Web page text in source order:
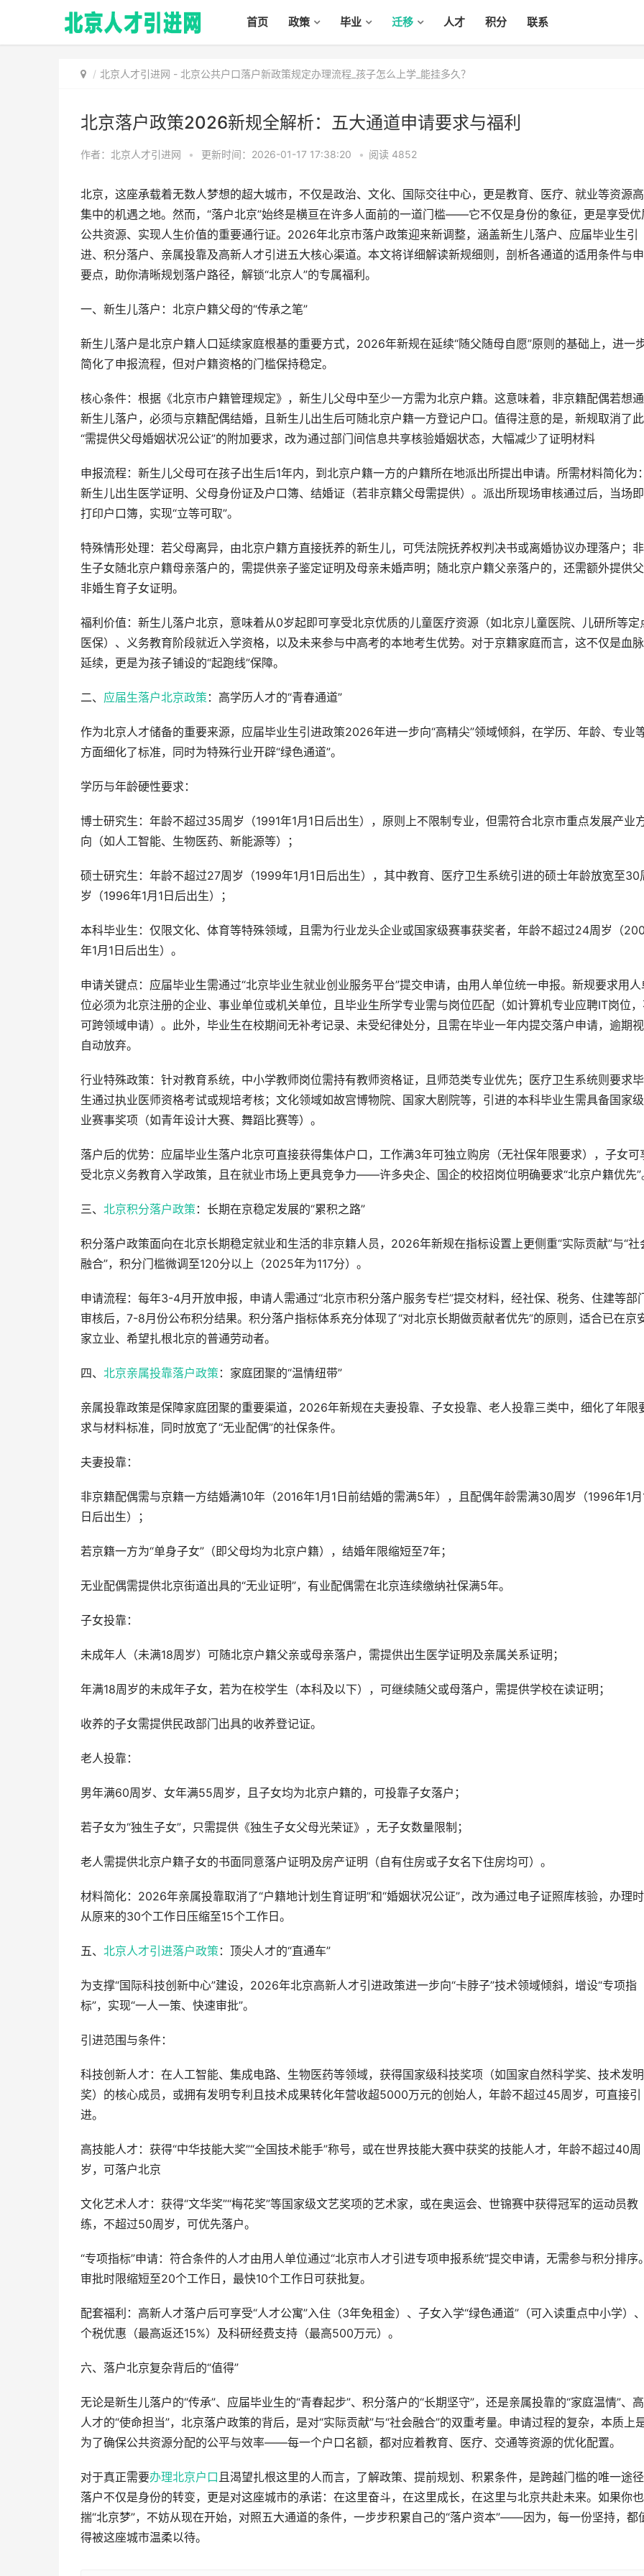
首页 政策 毕业 迁移 人才 积分 联系
北京人才引进网 - 北京公共户口落户新政策规定办理流程_孩子怎么上学_能挂多久？
北京落户政策2026新规全解析：五大通道申请要求与福利
作者：北京人才引进网 • 更新时间：2026-01-17 17:38:20 • 阅读 4852
北京，这座承载着无数人梦想的超大城市，不仅是政治、文化、国际交往中心，更是教育、医疗、就业等资源
集中的机遇之地。然而，“落户北京”始终是横亘在许多人面前的一道门槛——它不仅是身份的象征，更是享受优
公共资源、实现人生价值的重要通行证。2026年北京市落户政策迎来新调整，涵盖新生儿落户、应届毕业生引
进、积分落户、亲属投靠及高新人才引进五大核心渠道。本文将详细解读新规细则，剖析各通道的适用条件与
要点，助你清晰规划落户路径，解锁“北京人”的专属福利。
一、新生儿落户：北京户籍父母的“传承之笔”
新生儿落户是北京户籍人口延续家庭根基的重要方式，2026年新规在延续“随父随母自愿”原则的基础上，进一
简化了申报流程，但对户籍资格的门槛保持稳定。
核心条件：根据《北京市户籍管理规定》，新生儿父母中至少一方需为北京户籍。这意味着，非京籍配偶若想
新生儿落户，必须与京籍配偶结婚，且新生儿出生后可随北京户籍一方登记户口。值得注意的是，新规取消了
“需提供父母婚姻状况公证”的附加要求，改为通过部门间信息共享核验婚姻状态，大幅减少了证明材料
申报流程：新生儿父母可在孩子出生后1年内，到北京户籍一方的户籍所在地派出所提出申请。所需材料简化为
新生儿出生医学证明、父母身份证及户口簿、结婚证（若非京籍父母需提供）。派出所现场审核通过后，当场
打印户口簿，实现“立等可取”。
特殊情形处理：若父母离异，由北京户籍方直接抚养的新生儿，可凭法院抚养权判决书或离婚协议办理落户；
生子女随北京户籍母亲落户的，需提供亲子鉴定证明及母亲未婚声明；随北京户籍父亲落户的，还需额外提供
非婚生育子女证明。
福利价值：新生儿落户北京，意味着从0岁起即可享受北京优质的儿童医疗资源（如北京儿童医院、儿研所等定
医保）、义务教育阶段就近入学资格，以及未来参与中高考的本地考生优势。对于京籍家庭而言，这不仅是血
延续，更是为孩子铺设的“起跑线”保障。
二、 应届生落户北京政策 ：高学历人才的“青春通道”
作为北京人才储备的重要来源，应届毕业生引进政策2026年进一步向“高精尖”领域倾斜，在学历、年龄、专业
方面细化了标准，同时为特殊行业开辟“绿色通道”。
学历与年龄硬性要求：
博士研究生：年龄不超过35周岁（1991年1月1日后出生），原则上不限制专业，但需符合北京市重点发展产业
向（如人工智能、生物医药、新能源等）；
硕士研究生：年龄不超过27周岁（1999年1月1日后出生），其中教育、医疗卫生系统引进的硕士年龄放宽至30
岁（1996年1月1日后出生）；
本科毕业生：仅限文化、体育等特殊领域，且需为行业龙头企业或国家级赛事获奖者，年龄不超过24周岁（
年1月1日后出生）。
申请关键点：应届毕业生需通过“北京毕业生就业创业服务平台”提交申请，由用人单位统一申报。新规要求用人
位必须为北京注册的企业、事业单位或机关单位，且毕业生所学专业需与岗位匹配（如计算机专业应聘IT岗位
可跨领域申请）。此外，毕业生在校期间无补考记录、未受纪律处分，且需在毕业一年内提交落户申请，逾期
自动放弃。
行业特殊政策：针对教育系统，中小学教师岗位需持有教师资格证，且师范类专业优先；医疗卫生系统则要求
生通过执业医师资格考试或规培考核；文化领域如故宫博物院、国家大剧院等，引进的本科毕业生需具备国家
业赛事奖项（如青年设计大赛、舞蹈比赛等）。
落户后的优势：应届毕业生落户北京可直接获得集体户口，工作满3年可独立购房（无社保年限要求），子女可
受北京义务教育入学政策，且在就业市场上更具竞争力——许多央企、国企的校招岗位明确要求“北京户籍优先”
三、 北京积分落户政策 ：长期在京稳定发展的“累积之路”
积分落户政策面向在北京长期稳定就业和生活的非京籍人员，2026年新规在指标设置上更侧重“实际贡献”与“社
融合”，积分门槛微调至120分以上（2025年为117分）。
申请流程：每年3-4月开放申报，申请人需通过“北京市积分落户服务专栏”提交材料，经社保、税务、住建等部
审核后，7-8月份公布积分结果。积分落户指标体系充分体现了“对北京长期做贡献者优先”的原则，适合已在京
家立业、希望扎根北京的普通劳动者。
四、 北京亲属投靠落户政策 ：家庭团聚的“温情纽带”
亲属投靠政策是保障家庭团聚的重要渠道，2026年新规在夫妻投靠、子女投靠、老人投靠三类中，细化了年限
求与材料标准，同时放宽了“无业配偶”的社保条件。
夫妻投靠：
非京籍配偶需与京籍一方结婚满10年（2016年1月1日前结婚的需满5年），且配偶年龄需满30周岁（1996年1月
日后出生）；
若京籍一方为“单身子女”（即父母均为北京户籍），结婚年限缩短至7年；
无业配偶需提供北京街道出具的“无业证明”，有业配偶需在北京连续缴纳社保满5年。
子女投靠：
未成年人（未满18周岁）可随北京户籍父亲或母亲落户，需提供出生医学证明及亲属关系证明；
年满18周岁的未成年子女，若为在校学生（本科及以下），可继续随父或母落户，需提供学校在读证明；
收养的子女需提供民政部门出具的收养登记证。
老人投靠：
男年满60周岁、女年满55周岁，且子女均为北京户籍的，可投靠子女落户；
若子女为“独生子女”，只需提供《独生子女父母光荣证》，无子女数量限制；
老人需提供北京户籍子女的书面同意落户证明及房产证明（自有住房或子女名下住房均可）。
材料简化：2026年亲属投靠取消了“户籍地计划生育证明”和“婚姻状况公证”，改为通过电子证照库核验，办理
从原来的30个工作日压缩至15个工作日。
五、 北京人才引进落户政策 ：顶尖人才的“直通车”
为支撑“国际科技创新中心”建设，2026年北京高新人才引进政策进一步向“卡脖子”技术领域倾斜，增设“专项指
标”，实现“一人一策、快速审批”。
引进范围与条件：
科技创新人才：在人工智能、集成电路、生物医药等领域，获得国家级科技奖项（如国家自然科学奖、技术发明
奖）的核心成员，或拥有发明专利且技术成果转化年营收超5000万元的创始人，年龄不超过45周岁，可直接引
进。
高技能人才：获得“中华技能大奖”“全国技术能手”称号，或在世界技能大赛中获奖的技能人才，年龄不超过40周
岁，可落户北京
文化艺术人才：获得“文华奖”“梅花奖”等国家级文艺奖项的艺术家，或在奥运会、世锦赛中获得冠军的运动员教
练，不超过50周岁，可优先落户。
“专项指标”申请：符合条件的人才由用人单位通过“北京市人才引进专项申报系统”提交申请，无需参与积分排序
审批时限缩短至20个工作日，最快10个工作日可获批复。
配套福利：高新人才落户后可享受“人才公寓”入住（3年免租金）、子女入学“绿色通道”（可入读重点中小学）
个税优惠（最高返还15%）及科研经费支持（最高500万元）。
六、落户北京复杂背后的“值得”
无论是新生儿落户的“传承”、应届毕业生的“青春起步”、积分落户的“长期坚守”，还是亲属投靠的“家庭温情”、
人才的“使命担当”，北京落户政策的背后，是对“实际贡献”与“社会融合”的双重考量。申请过程的复杂，本质上
为了确保公共资源分配的公平与效率——每一个户口名额，都对应着教育、医疗、交通等资源的优化配置。
对于真正需要办理北京户口且渴望扎根这里的人而言，了解政策、提前规划、积累条件，是跨越门槛的唯一途
落户不仅是身份的转变，更是对这座城市的承诺：在这里奋斗，在这里成长，在这里与北京共赴未来。如果你
揣“北京梦”，不妨从现在开始，对照五大通道的条件，一步步积累自己的“落户资本”——因为，每一份坚持，都
得被这座城市温柔以待。